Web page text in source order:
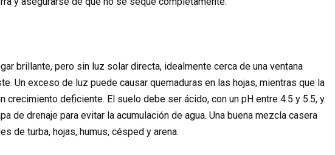
brillante, pero sin luz solar directa, idealmente cerca de una ventana
Un exceso de luz puede causar quemaduras en las hojas, mientras que la
crecimiento deficiente. El suelo debe ser ácido, con un pH entre 4.5 y 5.5, y
de drenaje para evitar la acumulación de agua. Una buena mezcla casera
de turba, hojas, humus, césped y arena.